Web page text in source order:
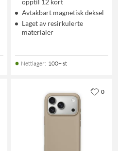
opptil 12 kort
Avtakbart magnetisk deksel
Laget av resirkulerte
materialer
Nettlager: 100+ st
0